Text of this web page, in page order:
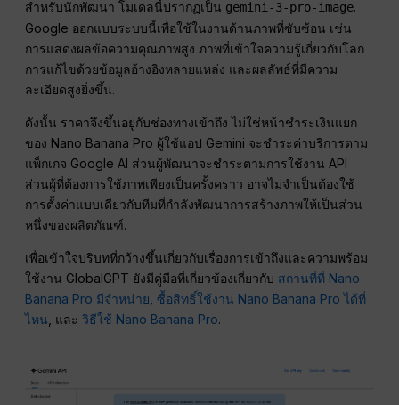
สำหรับนักพัฒนา โมเดลนี้ปรากฏเป็น gemini-3-pro-image.
Google ออกแบบระบบนี้เพื่อใช้ในงานด้านภาพที่ซับซ้อน เช่น
การแสดงผลข้อความคุณภาพสูง ภาพที่เข้าใจความรู้เกี่ยวกับโลก
การแก้ไขด้วยข้อมูลอ้างอิงหลายแหล่ง และผลลัพธ์ที่มีความ
ละเอียดสูงยิ่งขึ้น.
ดังนั้น ราคาจึงขึ้นอยู่กับช่องทางเข้าถึง ไม่ใช่หน้าชำระเงินแยก
ของ Nano Banana Pro ผู้ใช้แอป Gemini จะชำระค่าบริการตาม
แพ็กเกจ Google AI ส่วนผู้พัฒนาจะชำระตามการใช้งาน API
ส่วนผู้ที่ต้องการใช้ภาพเพียงเป็นครั้งคราว อาจไม่จำเป็นต้องใช้
การตั้งค่าแบบเดียวกับทีมที่กำลังพัฒนาการสร้างภาพให้เป็นส่วน
หนึ่งของผลิตภัณฑ์.
เพื่อเข้าใจบริบทที่กว้างขึ้นเกี่ยวกับเรื่องการเข้าถึงและความพร้อม
ใช้งาน GlobalGPT ยังมีคู่มือที่เกี่ยวข้องเกี่ยวกับ สถานที่ที่ Nano
Banana Pro มีจำหน่าย ,ซื้อสิทธิ์ใช้งาน Nano Banana Pro ได้ที่
ไหน , และ วิธีใช้ Nano Banana Pro.